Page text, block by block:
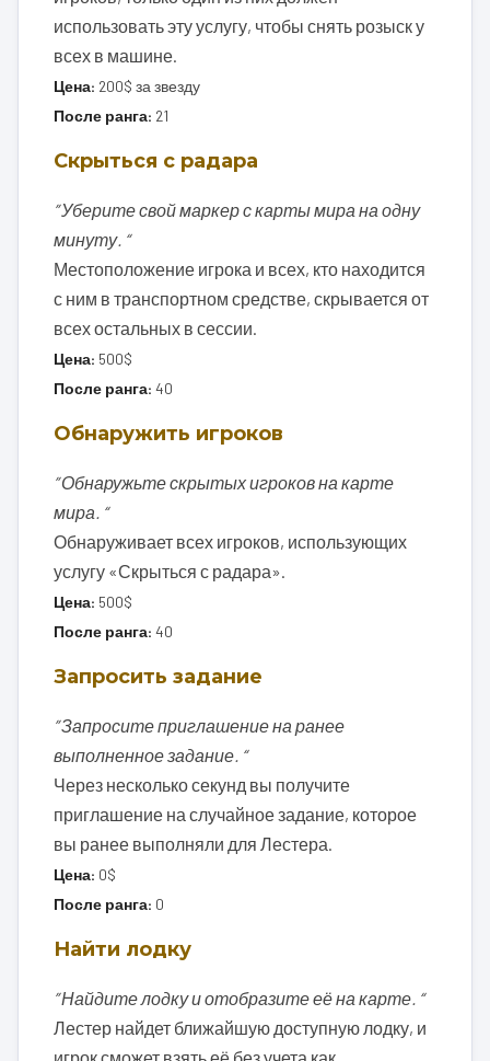
использовать эту услугу, чтобы снять розыск у
всех в машине.
Цена: 200$ за звезду
После ранга: 21
Скрыться с радара
” Уберите свой маркер с карты мира на одну
минуту. “
Местоположение игрока и всех, кто находится
с ним в транспортном средстве, скрывается от
всех остальных в сессии.
Цена: 500$
После ранга: 40
Обнаружить игроков
” Обнаружьте скрытых игроков на карте
мира. “
Обнаруживает всех игроков, использующих
услугу «Скрыться с радара».
Цена: 500$
После ранга: 40
Запросить задание
” Запросите приглашение на ранее
выполненное задание. “
Через несколько секунд вы получите
приглашение на случайное задание, которое
вы ранее выполняли для Лестера.
Цена: 0$
После ранга: 0
Найти лодку
” Найдите лодку и отобразите её на карте. “
Лестер найдет ближайшую доступную лодку, и
игрок сможет взять её без учета как